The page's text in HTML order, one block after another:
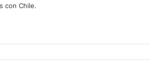
con Chile.